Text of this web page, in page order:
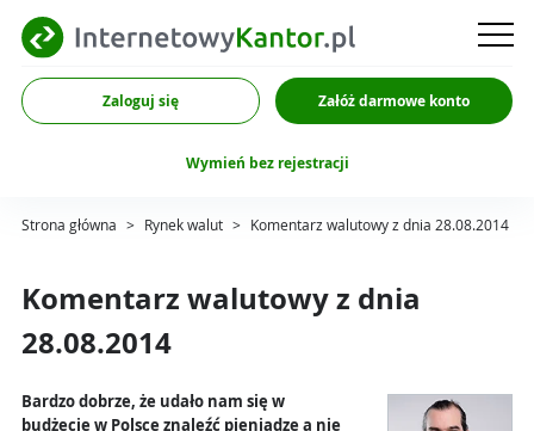
Zaloguj się Załóż darmowe konto
Wymień bez rejestracji
Strona główna > Rynek walut > Komentarz walutowy z dnia 28.08.2014
Komentarz walutowy z dnia
28.08.2014
Bardzo dobrze, że udało nam się w
budżecie w Polsce znaleźć pieniądze a nie